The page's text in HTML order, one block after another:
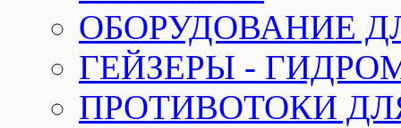
ОБОРУДОВАНИЕ
ГЕЙЗЕРЫ -
ПРОТИВОТОКИ